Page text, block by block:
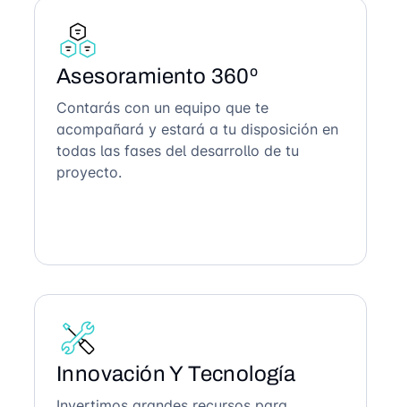
Asesoramiento 360º
Contarás con un equipo que te
acompañará y estará a tu disposición en
todas las fases del desarrollo de tu
proyecto.
Innovación Y Tecnología